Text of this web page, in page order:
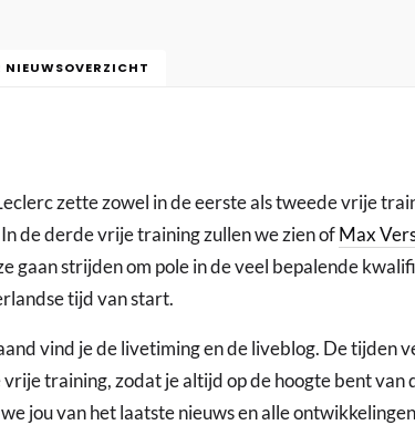
NIEUWSOVERZICHT
zette zowel in de eerste als tweede vrije
de derde vrije training zullen we zien ofMax
gaan strijden om pole in de veel bepalende
tijd van start.
vind je de livetiming en de liveblog. De tijden
training, zodat je altijd op de hoogte bent van
jou van het laatste nieuws en alle